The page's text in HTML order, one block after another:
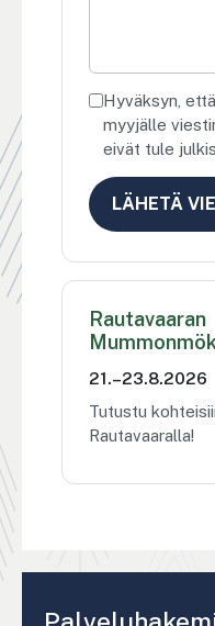
Hyväksyn,
myyjälle
eivät tule
LÄHETÄ
Rautavaaran
21.–23.8.2026
Tutustu
Rautavaaralla!